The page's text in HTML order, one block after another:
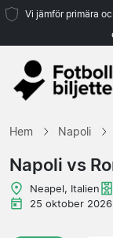
Vi jämför primära
Hem Napoli
Napoli vs
Neapel, Italien
25 oktober 2026